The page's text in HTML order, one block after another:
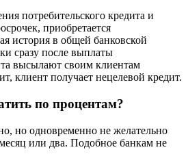
потребительского кредита и
приобретается
история в общей банковской
сразу после выплаты
высылают своим клиентам
клиент получает нецелевой кредит.
по процентам?
но одновременно не желательно
или два. Подобное банкам не